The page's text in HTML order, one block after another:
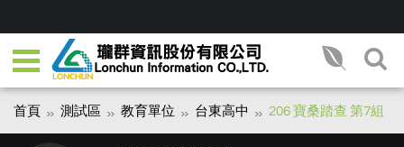
首頁 測試區 教育單位 台東高中 206 寶桑踏查 第7組